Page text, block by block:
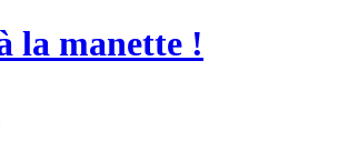
la manette !